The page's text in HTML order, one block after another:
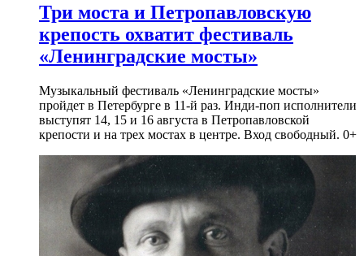
Три моста и Петропавловскую
крепость охватит фестиваль
«Ленинградские мосты»
Музыкальный фестиваль «Ленинградские мосты»
пройдет в Петербурге в 11-й раз. Инди-поп исполнители
выступят 14, 15 и 16 августа в Петропавловской
крепости и на трех мостах в центре. Вход свободный. 0+